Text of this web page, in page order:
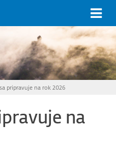
pripravuje na rok 2026
na